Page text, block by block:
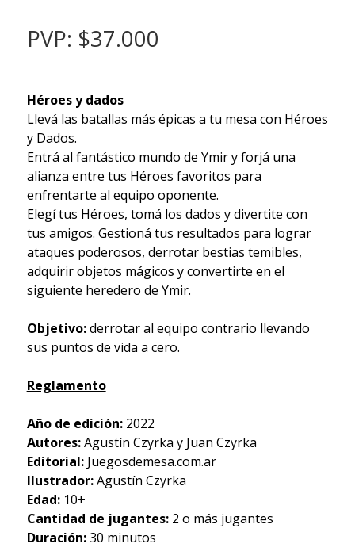
PVP: $37.000
Héroes y dados
Llevá las batallas más épicas a tu mesa con Héroes
y Dados.
Entrá al fantástico mundo de Ymir y forjá una
alianza entre tus Héroes favoritos para
enfrentarte al equipo oponente.
Elegí tus Héroes, tomá los dados y divertite con
tus amigos. Gestioná tus resultados para lograr
ataques poderosos, derrotar bestias temibles,
adquirir objetos mágicos y convertirte en el
siguiente heredero de Ymir.
Objetivo:derrotar al equipo contrario llevando
sus puntos de vida a cero.
Reglamento
Año de edición: 2022
Autores:Agustín Czyrka y Juan Czyrka
Editorial: Juegosdemesa.com.ar
Ilustrador:Agustín Czyrka
Edad: 10+
Cantidad de jugantes:2 o más jugantes
Duración:30 minutos